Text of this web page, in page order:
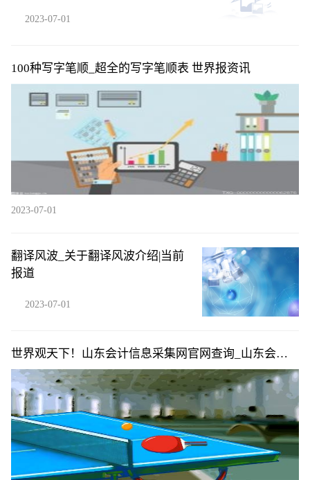
2023-07-01
100种写字笔顺_超全的写字笔顺表 世界报资讯
2023-07-01
翻译风波_关于翻译风波介绍|当前
报道
2023-07-01
世界观天下！山东会计信息采集网官网查询_山东会计
信息采集网官网